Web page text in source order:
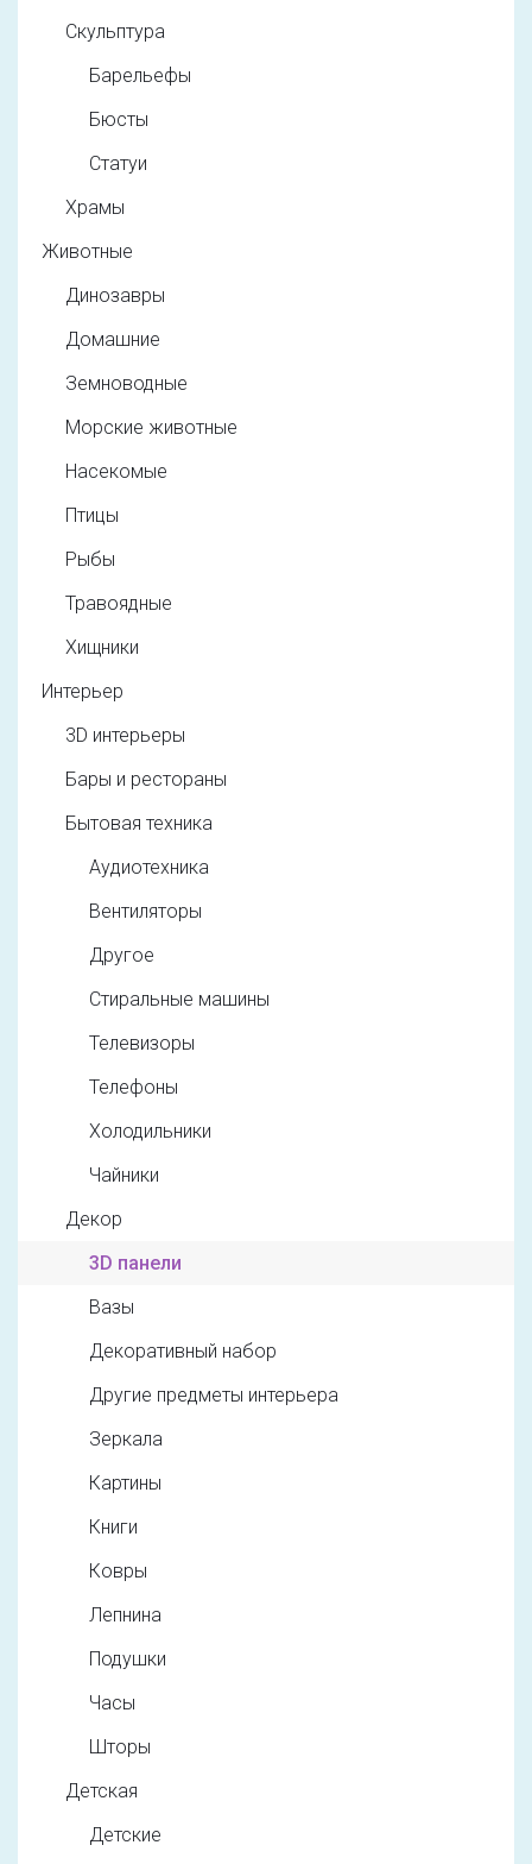
Скульптура
Барельефы
Бюсты
Статуи
Храмы
Животные
Динозавры
Домашние
Земноводные
Морские животные
Насекомые
Птицы
Рыбы
Травоядные
Хищники
Интерьер
3D интерьеры
Бары и рестораны
Бытовая техника
Аудиотехника
Вентиляторы
Другое
Стиральные машины
Телевизоры
Телефоны
Холодильники
Чайники
Декор
3D панели
Вазы
Декоративный набор
Другие предметы интерьера
Зеркала
Картины
Книги
Ковры
Лепнина
Подушки
Часы
Шторы
Детская
Детские